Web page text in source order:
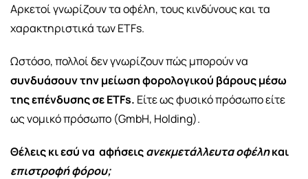
Αρκετοί γνωρίζουν τα οφέλη, τους κινδύνους και τα
χαρακτηριστικά των ETFs.
Ωστόσο, πολλοί δεν γνωρίζουν πώς μπορούν να
συνδυάσουν την μείωση φορολογικού βάρους μέσω
της επένδυσης σε ETFs. Είτε ως φυσικό πρόσωπο είτε
ως νομικό πρόσωπο (GmbH, Holding).
Θέλεις κι εσύ να αφήσειςανεκμετάλλευτα οφέληκαι
επιστροφή φόρου;